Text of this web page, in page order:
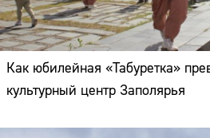
Как юбилейная «Табуретка»
культурный центр Заполярья